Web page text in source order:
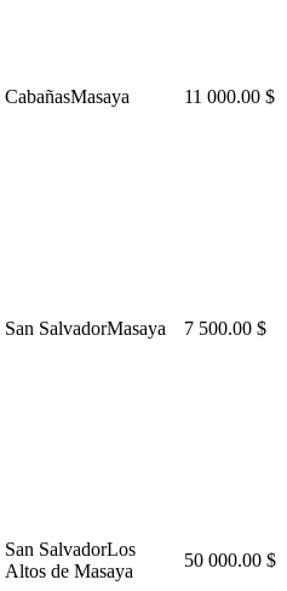
CabañasMasaya 11 000.00 $
San SalvadorMasaya 7 500.00 $
San SalvadorLos
Altos de Masaya
50 000.00 $